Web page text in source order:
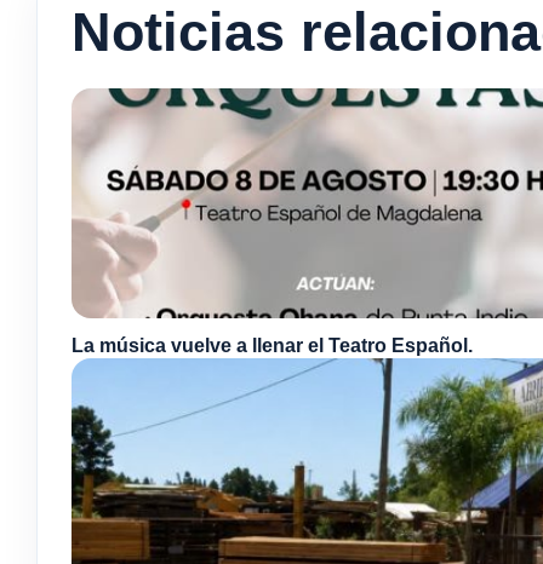
Noticias
La música vuelve a llenar el Teatro Español.